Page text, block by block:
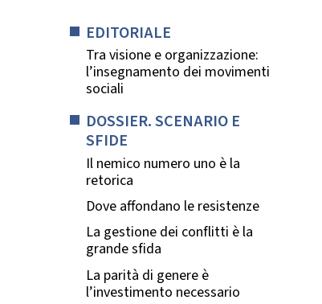
EDITORIALE
Tra visione e organizzazione:
l’insegnamento dei movimenti
sociali
DOSSIER. SCENARIO E
SFIDE
Il nemico numero uno è la
retorica
Dove affondano le resistenze
La gestione dei conflitti è la
grande sfida
La parità di genere è
l’investimento necessario